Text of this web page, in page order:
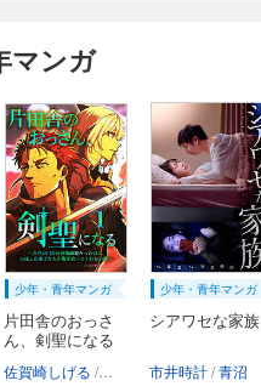
マンガ
少年・青年マンガ
片田舎のおっさ
ん、剣聖になる
佐賀崎しげる 乍藤和樹 鍋島テツヒロ
少年・青年マンガ
シアワセな家族
市井時計 青沼